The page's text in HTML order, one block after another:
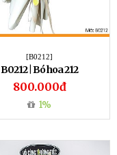
[B0212]
B0212 | Bó hoa 212
800.000đ
1%